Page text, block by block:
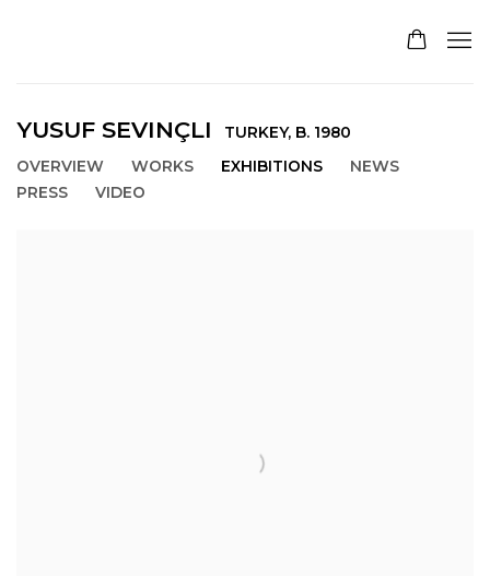
YUSUF SEVINÇLI TURKEY, B. 1980
OVERVIEW
WORKS EXHIBITIONS
NEWS
PRESS
VIDEO